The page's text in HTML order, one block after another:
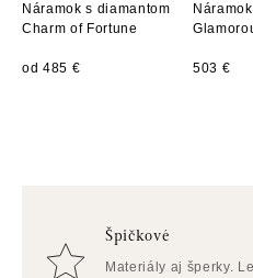
Náramok s diamantom
Charm of Fortune
od 485 € 503 €
Špičkové
Materiály aj šperky.